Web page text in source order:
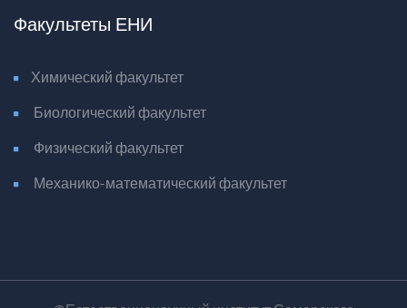
Факультеты ЕНИ
Химический факультет
Биологический факультет
Физический факультет
Механико-математический факультет